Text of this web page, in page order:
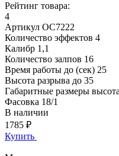
Рейтинг товара:
4
Артикул ОС7222
Количество эффектов 4
Калибр 1,1
Количество залпов 16
Время работы до (сек) 25
Высота разрыва до 35
Габаритные размеры
Фасовка 18/1
В наличии
1785 ₽
Купить